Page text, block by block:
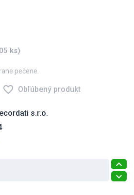
ks)
pečene.
favorite_border Obľúbený produkt
s.r.o.